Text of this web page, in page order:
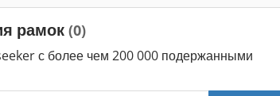
рамок (0)
с более чем 200 000 подержанными